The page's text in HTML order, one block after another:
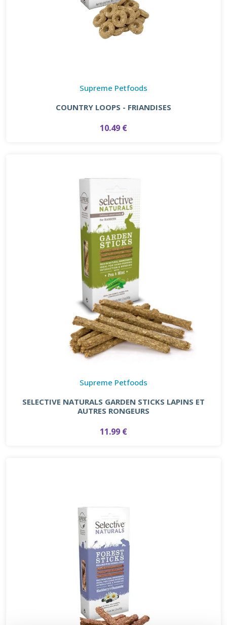
Supreme Petfoods
COUNTRY LOOPS - FRIANDISES
10.49 €
Supreme Petfoods
SELECTIVE NATURALS GARDEN STICKS LAPINS ET
AUTRES RONGEURS
11.99 €